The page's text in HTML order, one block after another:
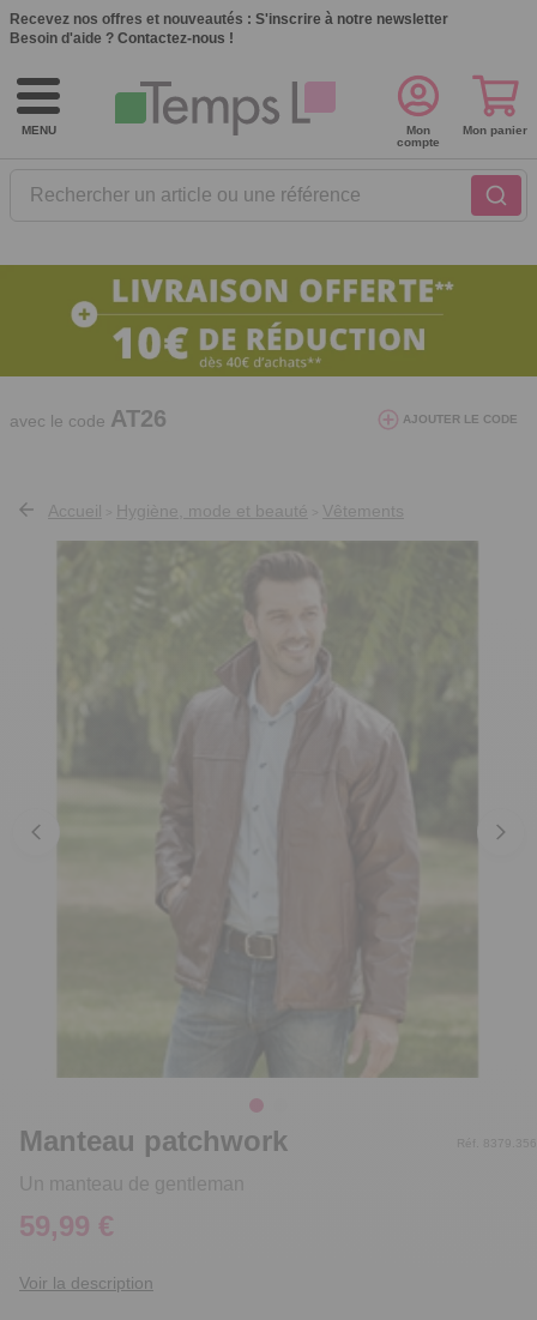
Recevez nos offres et nouveautés : S'inscrire à notre newsletter
Besoin d'aide ? Contactez-nous !
MENU
Rechercher un article ou une référence
Mon
compte
Mon panier
10€ de réduction dès 40€ d'achat. Offre
valable du 03/08/2026 au 12/08/2026.
avec le code AT26 AJOUTER LE CODE
Accueil Hygiène, mode et beauté Vêtements
Manteau patchwork
Un manteau de gentleman
Réf. 8379.356
59,99 €
Voir la description